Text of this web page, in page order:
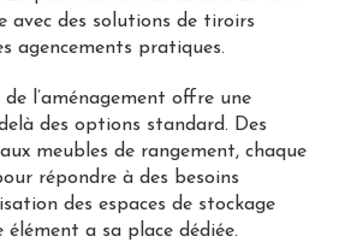
avec des solutions de tiroirs
agencements pratiques.
l’aménagement offre une
des options standard. Des
meubles de rangement, chaque
répondre à des besoins
des espaces de stockage
a sa place dédiée.